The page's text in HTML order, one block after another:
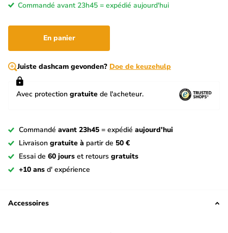
Commandé avant 23h45 = expédié aujourd'hui
En panier
Juiste dashcam gevonden? Doe de keuzehulp
Avec protection gratuite de l'acheteur.
Commandé avant 23h45 = expédié aujourd'hui
Livraison gratuite à partir de 50 €
Essai de 60 jours et retours gratuits
+10 ans d' expérience
Accessoires